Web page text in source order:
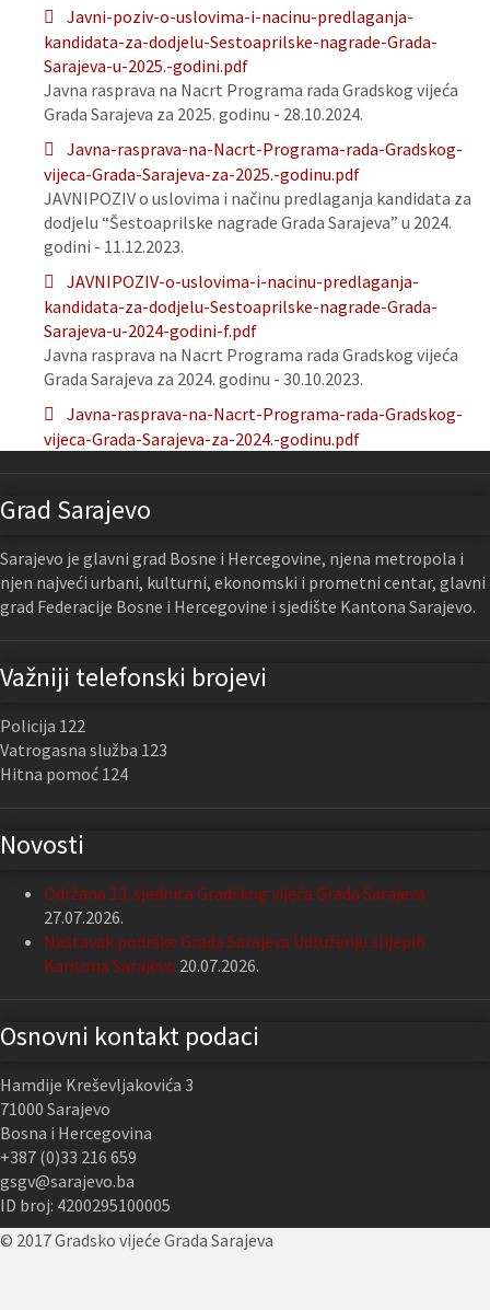
Javni-poziv-o-uslovima-i-nacinu-predlaganja-
kandidata-za-dodjelu-Sestoaprilske-nagrade-Grada-
Sarajeva-u-2025.-godini.pdf
Javna rasprava na Nacrt Programa rada Gradskog vijeća
Grada Sarajeva za 2025. godinu - 28.10.2024.
Javna-rasprava-na-Nacrt-Programa-rada-Gradskog-
vijeca-Grada-Sarajeva-za-2025.-godinu.pdf
JAVNIPOZIV o uslovima i načinu predlaganja kandidata za
dodjelu “Šestoaprilske nagrade Grada Sarajeva” u 2024.
godini - 11.12.2023.
JAVNIPOZIV-o-uslovima-i-nacinu-predlaganja-
kandidata-za-dodjelu-Sestoaprilske-nagrade-Grada-
Sarajeva-u-2024-godini-f.pdf
Javna rasprava na Nacrt Programa rada Gradskog vijeća
Grada Sarajeva za 2024. godinu - 30.10.2023.
Javna-rasprava-na-Nacrt-Programa-rada-Gradskog-
vijeca-Grada-Sarajeva-za-2024.-godinu.pdf
Grad Sarajevo
Sarajevo je glavni grad Bosne i Hercegovine, njena metropola i
njen najveći urbani, kulturni, ekonomski i prometni centar, glavni
grad Federacije Bosne i Hercegovine i sjedište Kantona Sarajevo.
Važniji telefonski brojevi
Policija 122
Vatrogasna služba 123
Hitna pomoć 124
Novosti
Održana 13. sjednica Gradskog vijeća Grada Sarajeva
27.07.2026.
Nastavak podrške Grada Sarajeva Udruženju slijepih
Kantona Sarajevo 20.07.2026.
Osnovni kontakt podaci
Hamdije Kreševljakovića 3
71000 Sarajevo
Bosna i Hercegovina
+387 (0)33 216 659
gsgv@sarajevo.ba
ID broj: 4200295100005
© 2017 Gradsko vijeće Grada Sarajeva